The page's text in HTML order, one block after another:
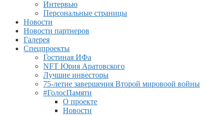
Интервью
Персональные страницы
Новости
Новости партнеров
Галерея
Спецпроекты
Гостиная ИФа
NFT Юрия Аратовского
Лучшие инвесторы
75-летие завершения Второй мировоой войны
#ГолосПамяти
О проекте
Новости